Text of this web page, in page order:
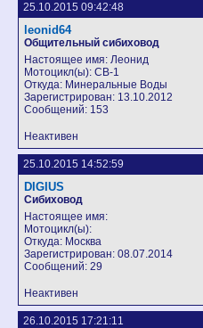
25.10.2015 09:42:48
leonid64
Общительный сибиховод
Настоящее имя: Леонид
Мотоцикл(ы): СВ-1
Откуда: Минеральные Воды
Зарегистрирован: 13.10.2012
Сообщений: 153
Неактивен
25.10.2015 14:52:59
DIGIUS
Сибиховод
Настоящее имя:
Мотоцикл(ы):
Откуда: Москва
Зарегистрирован: 08.07.2014
Сообщений: 29
Неактивен
26.10.2015 17:21:11